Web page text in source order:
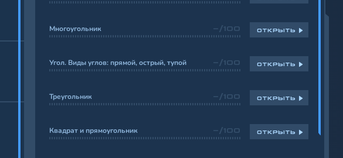
Многоугольник -/100 ОТКРЫТЬ
Угол. Виды углов: прямой, острый, тупой -/100 ОТКРЫТЬ
Треугольник -/100 ОТКРЫТЬ
Квадрат и прямоугольник -/100 ОТКРЫТЬ